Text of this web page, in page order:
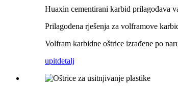
Huaxin cementirani karbid prilagođava
Prilagođena rješenja za volframove
Volfram karbidne oštrice izrađene po
upitdetalj